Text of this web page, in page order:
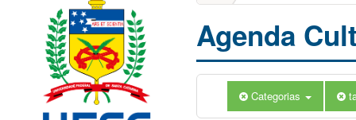
Agenda
Categorias